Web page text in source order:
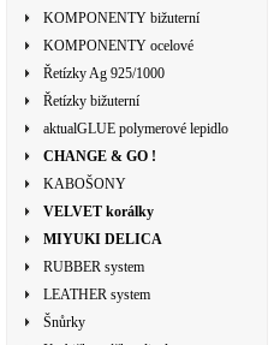
KOMPONENTY bižuterní
KOMPONENTY ocelové
Řetízky Ag 925/1000
Řetízky bižuterní
aktualGLUE polymerové lepidlo
CHANGE & GO !
KABOŠONY
VELVET korálky
MIYUKI DELICA
RUBBER system
LEATHER system
Šnůrky